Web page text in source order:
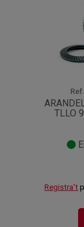
Ref.
TLLO
Registra't